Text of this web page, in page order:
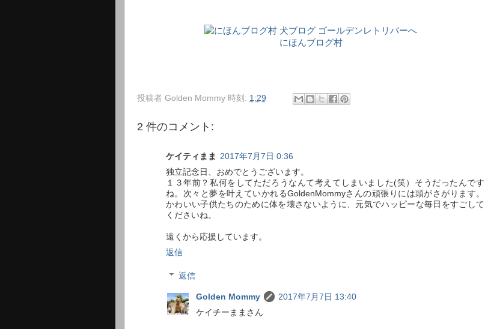
にほんブログ村
投稿者 Golden Mommy 時刻: 1:29
2 件のコメント:
ケイティまま 2017年7月7日 0:36
独立記念日、おめでとうございます。
１３年前？私何をしてただろうなんて考えてしまいました(笑）そうだったんです
ね。次々と夢を叶えていかれるGoldenMommyさんの頑張りには頭がさがります。
かわいい子供たちのために体を壊さないように、元気でハッピーな毎日をすごして
くださいね。
遠くから応援しています。
返信
返信
Golden Mommy
2017年7月7日 13:40
ケイチーままさん